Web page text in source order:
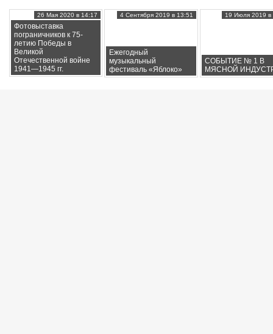
Фотовыставка
пограничников к 75-
летию Победы в
Великой
Отечественной войне
1941—1945 гг.
26 Мая 2020 в 14:17
Ежегодный
музыкальный
фестиваль «Яблоко»
4 Сентября 2019 в 13:51
СОБЫТИЕ № 1 В
МЯСНОЙ
19 Июля 2019 в